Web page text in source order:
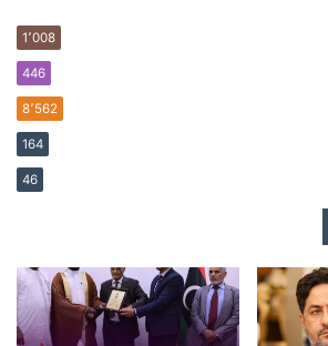
1٬008
446
8٬562
164
46